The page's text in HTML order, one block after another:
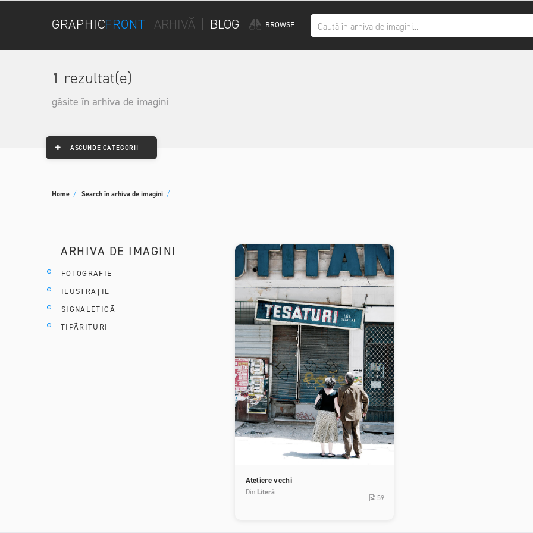
GRAPHICFRONT ARHIVĂ BLOG BROWSE
1 rezultat(e)
găsite în arhiva de imagini
ASCUNDE CATEGORII
Home / Search în arhiva de imagini /
ARHIVA DE IMAGINI
FOTOGRAFIE
ILUSTRAȚIE
SIGNALETICĂ
TIPĂRITURI
Ateliere vechi
Din Literă
59